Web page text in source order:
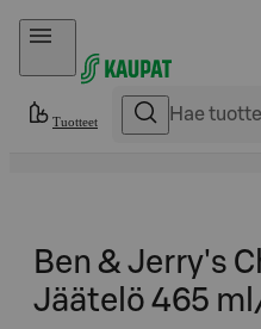
Hyppää sisältöön
Tuotteet
Ben & Jerry's
Jäätelö 465